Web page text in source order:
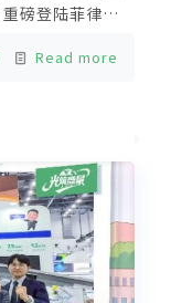
磅登陆菲律宾
嘉宾 这次参展
从镀锌镁铝或
坚实的安全保障
将坚持长期主义
工制造高品质光
及零碳发展
Read more